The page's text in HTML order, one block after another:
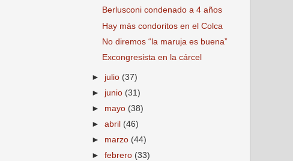
Berlusconi condenado a 4 años
Hay más condoritos en el Colca
No diremos “la maruja es buena”
Excongresista en la cárcel
► julio (37)
► junio (31)
► mayo (38)
►abril (46)
► marzo (44)
►febrero (33)